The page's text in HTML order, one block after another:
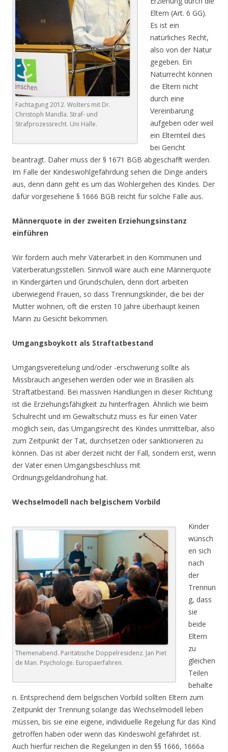
Fachtagung 2012. Wolters mit Dr.
Christoph Mandla. Straf- und
Strafprozessrecht. Uni Halle.
Eltern (Art. 6 GG).
Es ist ein
natürliches Recht,
also von der Natur
gegeben. Ein
Naturrecht können
die Eltern nicht
durch eine
Vereinbarung
aufgeben oder weil
ein Elternteil dies
bei Gericht
beantragt. Daher muss der § 1671 BGB abgeschafft werden.
Im Falle der Kindeswohlgefährdung sehen die Dinge anders
aus, denn dann geht es um das Wohlergehen des Kindes. Der
dafür vorgesehene § 1666 BGB reicht für solche Fälle aus.
Männerquote in der zweiten Erziehungsinstanz
einführen
Wir fordern auch mehr Väterarbeit in den Kommunen und
Väterberatungsstellen. Sinnvoll wäre auch eine Männerquote
in Kindergärten und Grundschulen, denn dort arbeiten
überwiegend Frauen, so dass Trennungskinder, die bei der
Mutter wohnen, oft die ersten 10 Jahre überhaupt keinen
Mann zu Gesicht bekommen.
Umgangsboykott als Straftatbestand
Umgangsvereitelung und/oder -erschwerung sollte als
Missbrauch angesehen werden oder wie in Brasilien als
Straftatbestand. Bei massiven Handlungen in dieser Richtung
ist die Erziehungsfähigkeit zu hinterfragen. Ähnlich wie beim
Schulrecht und im Gewaltschutz muss es für einen Vater
möglich sein, das Umgangsrecht des Kindes unmittelbar, also
zum Zeitpunkt der Tat, durchsetzen oder sanktionieren zu
können. Das ist aber derzeit nicht der Fall, sondern erst, wenn
der Vater einen Umgangsbeschluss mit
Ordnungsgeldandrohung hat.
Wechselmodell nach belgischem Vorbild
Themenabend. Paritätische Doppelresidenz. Jan Piet
de Man. Psychologe. Europaerfahren.
Kinder
wünsch
en sich
nach
der
Trennun
g, dass
sie
beide
Eltern
zu
gleichen
Teilen
behalte
n. Entsprechend dem belgischen Vorbild sollten Eltern zum
Zeitpunkt der Trennung solange das Wechselmodell leben
müssen, bis sie eine eigene, individuelle Regelung für das Kind
getroffen haben oder wenn das Kindeswohl gefährdet ist.
Auch hierfür reichen die Regelungen in den §§ 1666, 1666a